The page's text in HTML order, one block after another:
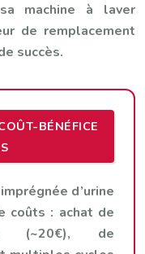
machine à laver
de remplacement
succès.
BÉNÉFICE
d’urine
coûts : achat de
(~20€), de